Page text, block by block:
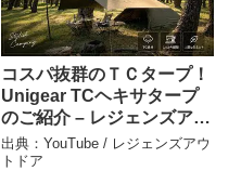
コスパ抜群のＴＣタープ！
Unigear TCヘキサタープ
のご紹介 – レジェンズアウ
トドア
出典：YouTube / レジェンズアウ
トドア